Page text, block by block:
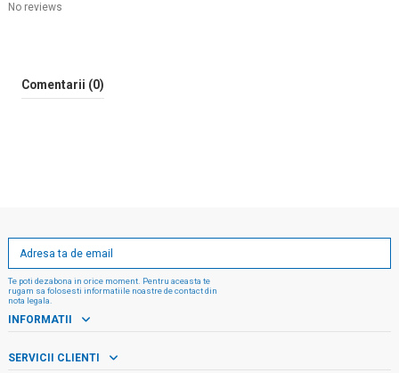
No reviews
Comentarii (0)
Te poti dezabona in orice moment. Pentru aceasta te
rugam sa folosesti informatiile noastre de contact din
nota legala.
INFORMATII
SERVICII CLIENTI